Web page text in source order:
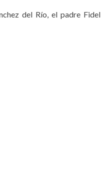
del Río, el padre Fidel